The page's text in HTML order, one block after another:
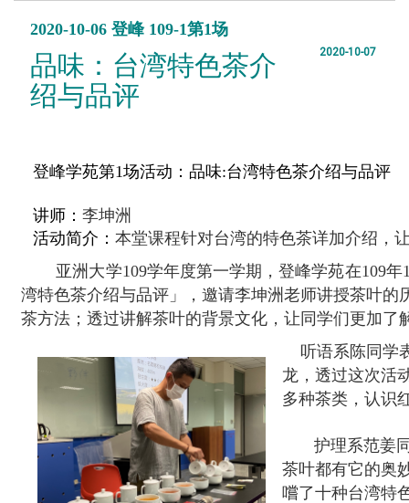
2020-10-06 登峰 109-1第1场
品味：台湾特色茶介
绍与品评
2020-10-07
登峰学苑第1场活动：品味:台湾特色茶介绍与品评
讲师： 李坤洲
活动简介： 本堂课程针对台湾的特色茶详加介绍，
亚洲大学109学年度第一学期，登峰学苑在109年
湾特色茶介绍与品评」，邀请李坤洲老师讲授茶叶
茶方法；透过讲解茶叶的背景文化，让同学们更加了
听语系陈同学
龙，透过这次活
多种茶类，认识
护理系范姜同
茶叶都有它的奥
嚐了十种台湾特